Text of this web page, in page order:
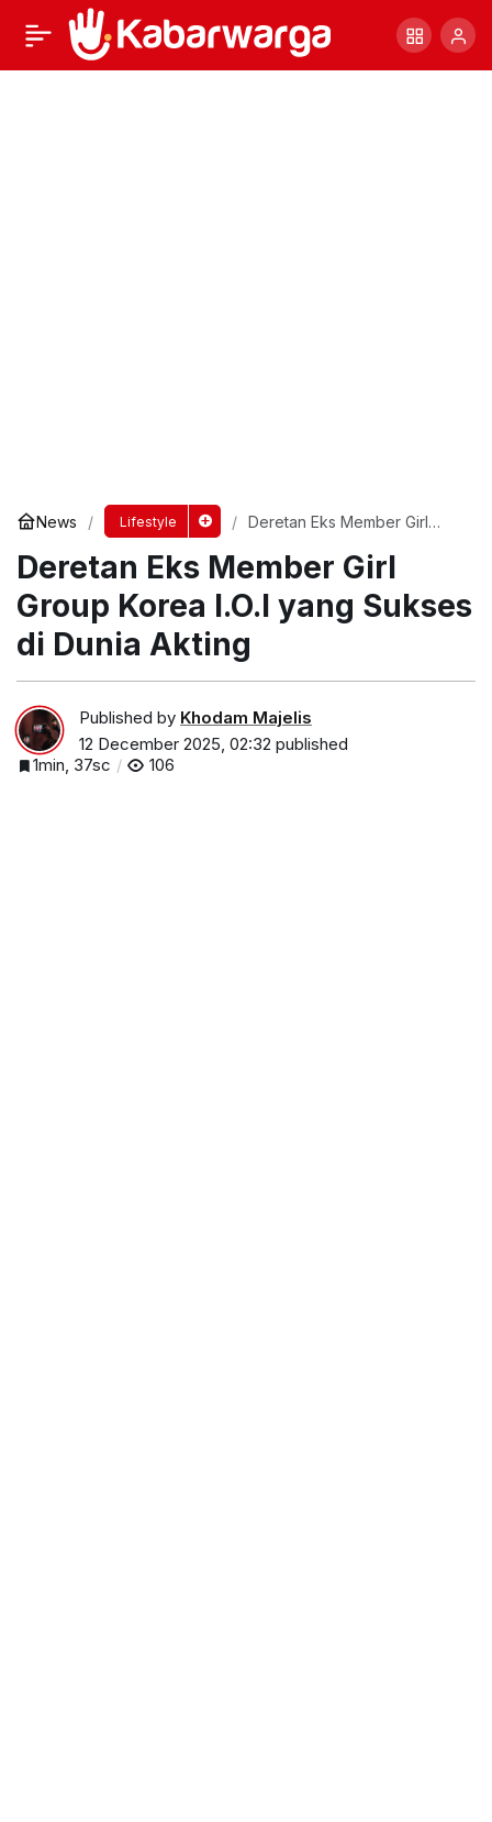
News Lifestyle
Deretan Eks Member Girl
Sukses di Dunia Akting
Deretan Eks Member Girl
Group Korea I.O.I yang Sukses
di Dunia Akting
Published by Khodam Majelis
12 December 2025, 02:32 published
1min, 37sc
106